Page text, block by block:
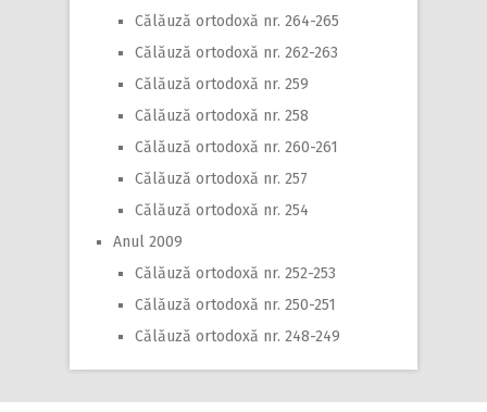
Călăuză ortodoxă nr. 264-265
Călăuză ortodoxă nr. 262-263
Călăuză ortodoxă nr. 259
Călăuză ortodoxă nr. 258
Călăuză ortodoxă nr. 260-261
Călăuză ortodoxă nr. 257
Călăuză ortodoxă nr. 254
Anul 2009
Călăuză ortodoxă nr. 252-253
Călăuză ortodoxă nr. 250-251
Călăuză ortodoxă nr. 248-249